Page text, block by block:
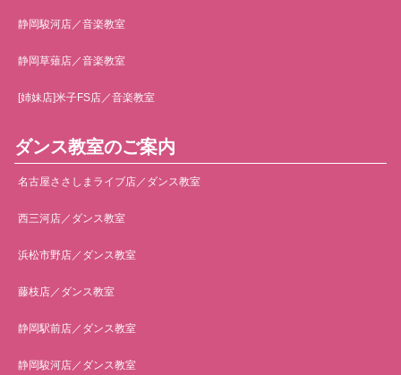
静岡駿河店／音楽教室
静岡草薙店／音楽教室
[姉妹店]米子FS店／音楽教室
ダンス教室のご案内
名古屋ささしまライブ店／ダンス教室
西三河店／ダンス教室
浜松市野店／ダンス教室
藤枝店／ダンス教室
静岡駅前店／ダンス教室
静岡駿河店／ダンス教室